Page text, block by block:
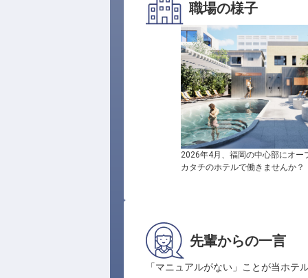
職場の様子
2026年4月、福岡の中心部にオー
カタチのホテルで働きませんか？
先輩からの一言
「マニュアルがない」ことが当ホ